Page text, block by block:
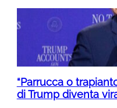
“Parrucca o
di Trump diventa